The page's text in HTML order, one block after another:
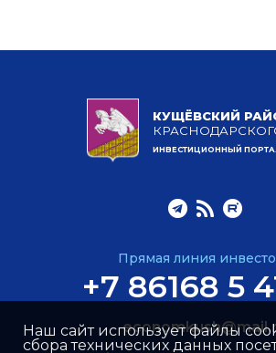
КУЩЁВСКИЙ
ИНВЕСТИЦИОННЫЙ
Прямая линия
+7 86168 5
Наш сайт использует файлы
сбора технических данных